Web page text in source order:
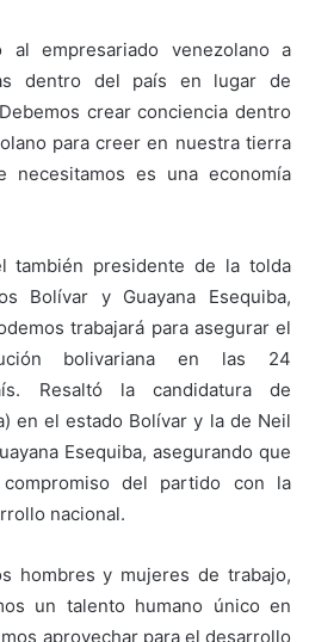
al empresariado venezolano a
dentro del país en lugar de
crear conciencia dentro
para creer en nuestra tierra
es una economía
también presidente de la tolda
Bolívar y Guayana Esequiba,
trabajará para asegurar el
bolivariana en las 24
Resaltó la candidatura de
en el estado Bolívar y la de Neil
Esequiba, asegurando que
del partido con la
nacional.
hombres y mujeres de trabajo,
un talento humano único en
aprovechar para el desarrollo